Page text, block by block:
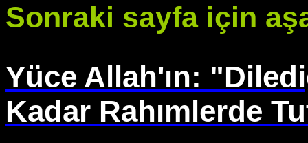
Sonraki sayfa için
Yüce Allah'ın:
Kadar Rahımlerde